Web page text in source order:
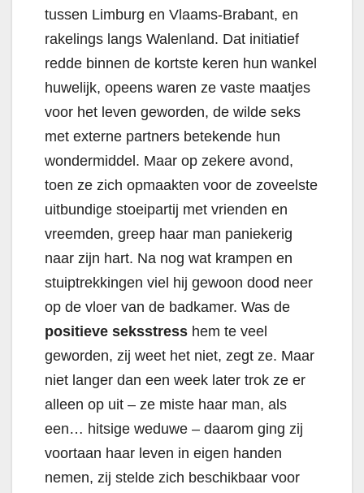
tussen Limburg en Vlaams-Brabant, en
rakelings langs Walenland. Dat initiatief
redde binnen de kortste keren hun wankel
huwelijk, opeens waren ze vaste maatjes
voor het leven geworden, de wilde seks
met externe partners betekende hun
wondermiddel. Maar op zekere avond,
toen ze zich opmaakten voor de zoveelste
uitbundige stoeipartij met vrienden en
vreemden, greep haar man paniekerig
naar zijn hart. Na nog wat krampen en
stuiptrekkingen viel hij gewoon dood neer
op de vloer van de badkamer. Was de
positieve seksstress hem te veel
geworden, zij weet het niet, zegt ze. Maar
niet langer dan een week later trok ze er
alleen op uit – ze miste haar man, als
een… hitsige weduwe – daarom ging zij
voortaan haar leven in eigen handen
nemen, zij stelde zich beschikbaar voor